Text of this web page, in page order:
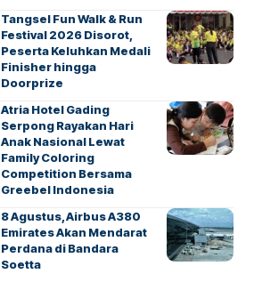
Tangsel Fun Walk & Run
Festival 2026 Disorot,
Peserta Keluhkan Medali
Finisher hingga
Doorprize
Atria Hotel Gading
Serpong Rayakan Hari
Anak Nasional Lewat
Family Coloring
Competition Bersama
Greebel Indonesia
8 Agustus, Airbus A380
Emirates Akan Mendarat
Perdana di Bandara
Soetta